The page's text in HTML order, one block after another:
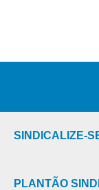
SINDICALIZE-
PLANTÃO